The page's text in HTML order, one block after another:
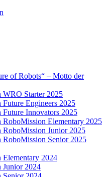
of Robots“ – Motto der
WRO Starter 2025
Future Engineers 2025
Future Innovators 2025
RoboMission Elementary 2025
RoboMission Junior 2025
RoboMission Senior 2025
Elementary 2024
Junior 2024